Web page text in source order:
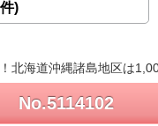
)
北海道沖縄諸島地区は
No.5114102